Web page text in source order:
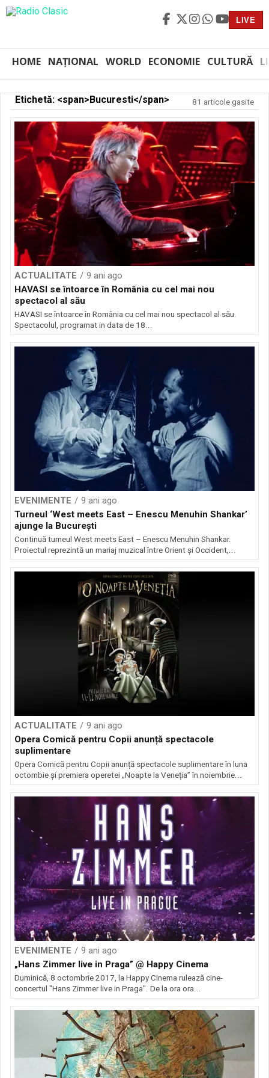
LIVE
HOME NAȚIONAL WORLD ECONOMIE CULTURĂ
Etichetă: <span>Bucuresti</span> 81 articole gasite
ACTUALITATE
9 ani ago
HAVASI se întoarce în România cu cel mai nou
spectacol al său
HAVASI se întoarce în România cu cel mai nou spectacol al său.
Spectacolul, programat in data de 18...
EVENIMENTE
9 ani ago
Turneul ‘West meets East – Enescu Menuhin Shankar’
ajunge la București
Continuă turneul West meets East – Enescu Menuhin Shankar.
Proiectul reprezintă un mariaj muzical între Orient şi Occident,...
ACTUALITATE
9 ani ago
Opera Comică pentru Copii anunță spectacole
suplimentare
Opera Comică pentru Copii anunță spectacole suplimentare în luna
octombie și premiera operetei „Noapte la Veneția” în noiembrie...
EVENIMENTE
9 ani ago
„Hans Zimmer live in Praga” @ Happy Cinema
Duminică, 8 octombrie 2017, la Happy Cinema rulează cine-
concertul "Hans Zimmer live in Praga". De la ora ora...